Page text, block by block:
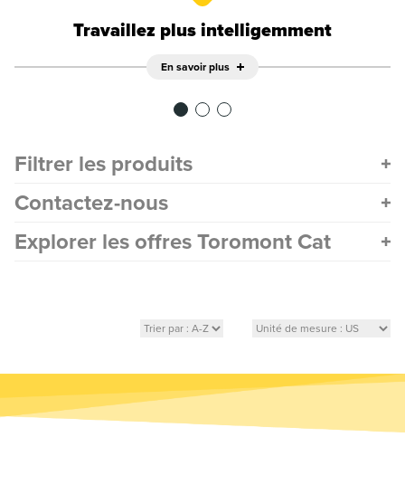
Travaillez plus intelligemment
En savoir plus
Filtrer les produits
Contactez-nous
Explorer les offres Toromont Cat